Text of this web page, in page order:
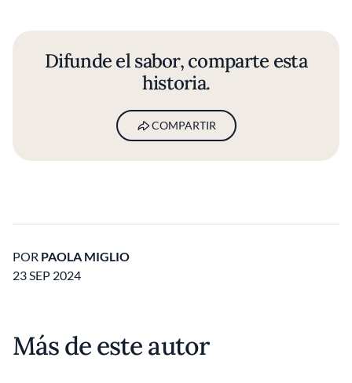
Difunde el sabor, comparte esta
historia.
COMPARTIR
POR PAOLA MIGLIO
23 SEP 2024
Más de este autor